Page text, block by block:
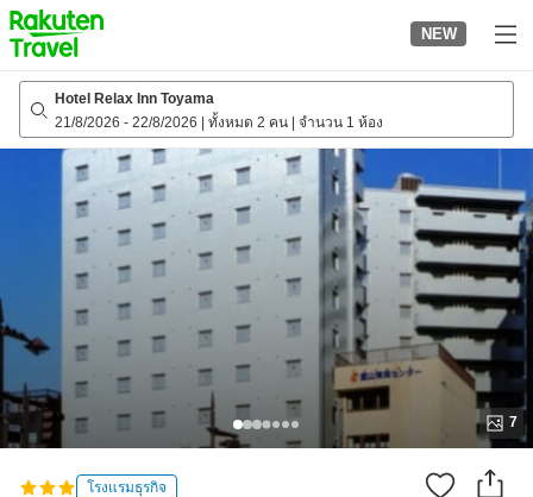
to
top
page
NEW
Hotel Relax Inn Toyama
21/8/2026 - 22/8/2026 ทั้งหมด 2 คน จำนวน 1 ห้อง
7
โรงแรมธุรกิจ